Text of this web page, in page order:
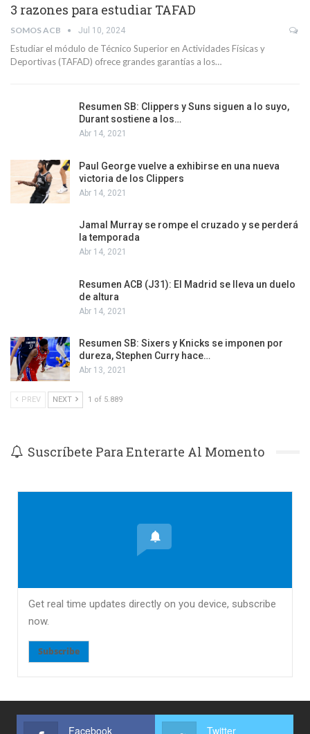
3 razones para estudiar TAFAD
SOMOS ACB Jul 10, 2024
Estudiar el módulo de Técnico Superior en Actividades Físicas y
Deportivas (TAFAD) ofrece grandes garantías a los…
Resumen SB: Clippers y Suns siguen a lo suyo,
Durant sostiene a los…
Abr 14, 2021
Paul George vuelve a exhibirse en una nueva
victoria de los Clippers
Abr 14, 2021
Jamal Murray se rompe el cruzado y se perderá
la temporada
Abr 14, 2021
Resumen ACB (J31): El Madrid se lleva un duelo
de altura
Abr 14, 2021
Resumen SB: Sixers y Knicks se imponen por
dureza, Stephen Curry hace…
Abr 13, 2021
PREV NEXT 1 of 5.889
Suscríbete Para Enterarte Al Momento
Get real time updates directly on you device, subscribe
now.
Subscribe
Facebook Twitter